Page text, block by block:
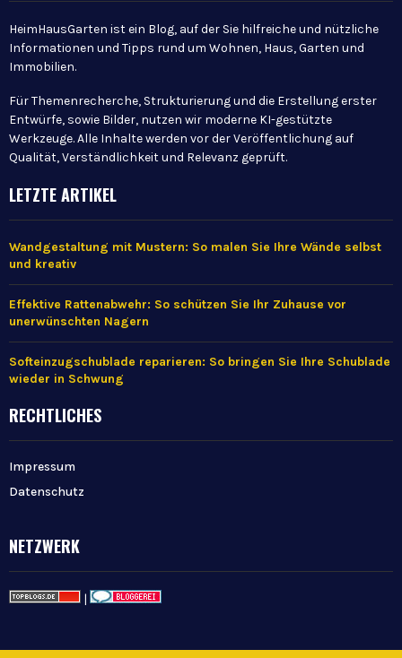
HeimHausGarten ist ein Blog, auf der Sie hilfreiche und nützliche
Informationen und Tipps rund um Wohnen, Haus, Garten und
Immobilien.
Für Themenrecherche, Strukturierung und die Erstellung erster
Entwürfe, sowie Bilder, nutzen wir moderne KI-gestützte
Werkzeuge. Alle Inhalte werden vor der Veröffentlichung auf
Qualität, Verständlichkeit und Relevanz geprüft.
LETZTE ARTIKEL
Wandgestaltung mit Mustern: So malen Sie Ihre Wände selbst
und kreativ
Effektive Rattenabwehr: So schützen Sie Ihr Zuhause vor
unerwünschten Nagern
Softeinzugschublade reparieren: So bringen Sie Ihre Schublade
wieder in Schwung
RECHTLICHES
Impressum
Datenschutz
NETZWERK
|